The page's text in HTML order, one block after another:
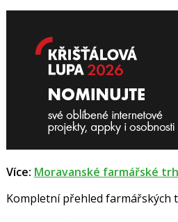
Více: Moravanské farmářské
Kompletní přehled farmářských